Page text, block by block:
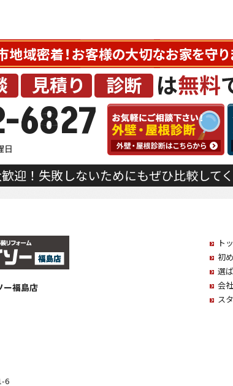
6827
日
迎！失敗しないためにもぜひ比較して
ー福島店
6
ト
初
選
会
ス